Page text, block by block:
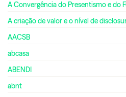
A Convergência do Presentismo e do
A criação de valor e o nível de
AACSB
abcasa
ABENDI
abnt